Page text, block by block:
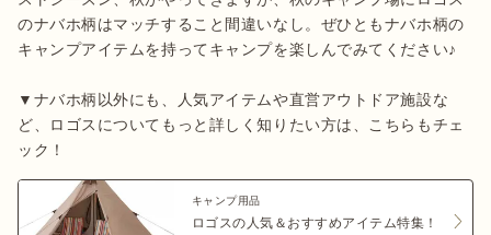
のナバホ柄はマッチすること間違いなし。ぜひともナバホ柄の
キャンプアイテムを持ってキャンプを楽しんでみてください♪
▼ナバホ柄以外にも、人気アイテムや直営アウトドア施設な
ど、ロゴスについてもっと詳しく知りたい方は、こちらもチェ
ック！
キャンプ用品
ロゴスの人気＆おすすめアイテム特集！